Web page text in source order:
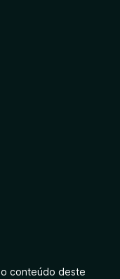
, o conteúdo deste